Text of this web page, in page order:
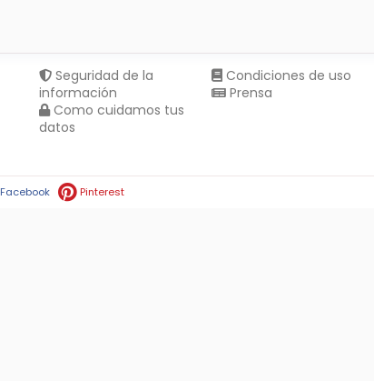
Seguridad de la
información
Como cuidamos tus
datos
Condiciones de uso
Prensa
Facebook Pinterest